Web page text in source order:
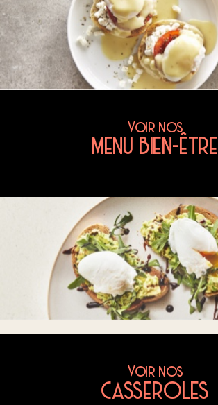
Voir nos
MENU BIEN-ÊTRE
Voir nos
CASSEROLES